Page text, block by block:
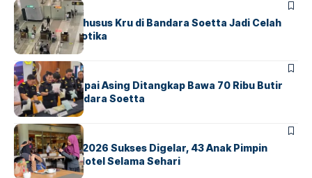
BANDARABERITA
Ketika Jalur Khusus Kru di Bandara Soetta Jadi Celah
Sindikat Narkotika
BANDARA BERITA
Kopilot Maskapai Asing Ditangkap Bawa 70 Ribu Butir
Ekstasi di Bandara Soetta
BERITAINDEX
GM For A Day 2026 Sukses Digelar, 43 Anak Pimpin
Operasional Hotel Selama Sehari